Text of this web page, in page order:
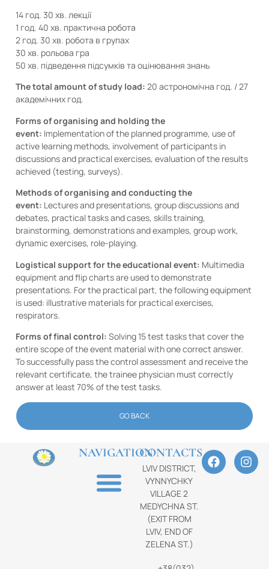
14 год. 30 хв. лекції
1 год. 40 хв. практична робота
2 год. 30 хв. робота в групах
30 хв. рольова гра
50 хв. підведення підсумків та оцінювання знань
The total amount of study load: 20 астрономічна год. / 27
академічних год.
Forms of organising and holding the
event: Implementation of the planned programme, use of
active learning methods, involvement of participants in
discussions and practical exercises, evaluation of the results
achieved (testing, surveys).
Methods of organising and conducting the
event: Lectures and presentations, group discussions and
debates, practical tasks and cases, skills training,
brainstorming, demonstrations and examples, group work,
dynamic exercises, role-playing.
Logistical support for the educational event: Multimedia
equipment and flip charts are used to demonstrate
presentations. For the practical part, the following equipment
is used: illustrative materials for practical exercises,
respirators.
Forms of final control: Solving 15 test tasks that cover the
entire scope of the event material with one correct answer.
To successfully pass the control assessment and receive the
relevant certificate, the trainee physician must correctly
answer at least 70% of the test tasks.
GO BACK
NAVIGATIONCONTACTS
LVIV DISTRICT,
VYNNYCHKY
VILLAGE 2
MEDYCHNA ST.
(EXIT FROM
LVIV, END OF
ZELENA ST.)